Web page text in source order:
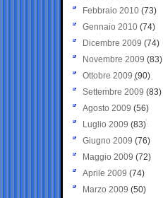
Febbraio 2010 (73)
Gennaio 2010 (74)
Dicembre 2009 (74)
Novembre 2009 (83)
Ottobre 2009 (90)
Settembre 2009 (83)
Agosto 2009 (56)
Luglio 2009 (83)
Giugno 2009 (76)
Maggio 2009 (72)
Aprile 2009 (74)
Marzo 2009 (50)